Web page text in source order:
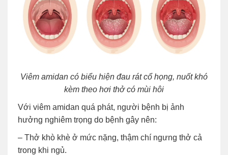
Viêm amidan có biểu hiện đau rát cổ họng, nuốt khó
kèm theo hơi thở có mùi hôi
Với viêm amidan quá phát, người bệnh bị ảnh
hưởng nghiêm trọng do bệnh gây nên:
– Thở khò khè ở mức nặng, thậm chí ngưng thở cả
trong khi ngủ.